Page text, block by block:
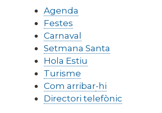
Agenda
Festes
Carnaval
Setmana Santa
Hola Estiu
Turisme
Com arribar-hi
Directori telefònic